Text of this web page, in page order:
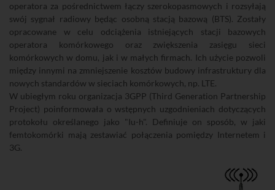
operatora za pośrednictwem łączy szerokopasmowych i rozsyłają
swój sygnał radiowy będąc osobną stacją bazową (BTS). Zostały
opracowane w celu odciążenia istniejących stacji bazowych
operatora komórkowego oraz zwiększenia zasięgu sieci
komórkowych w domu, jak i w małych firmach. Ich użycie pozwoli
między innymi na zmniejszenie kosztów budowy infrastruktury dla
nowych standardów w sieciach komórkowych, np. LTE.
W ubiegłym roku organizacja 3GPP (Third Generation Partnership
Project) poinformowała o wstępnych uzgodnieniach dotyczących
protokołu określanego jako "Iu-h". Definiuje on sposób, w jaki
femtokomórki mają zestawiać połączenia pomiędzy Internetem i
3G.